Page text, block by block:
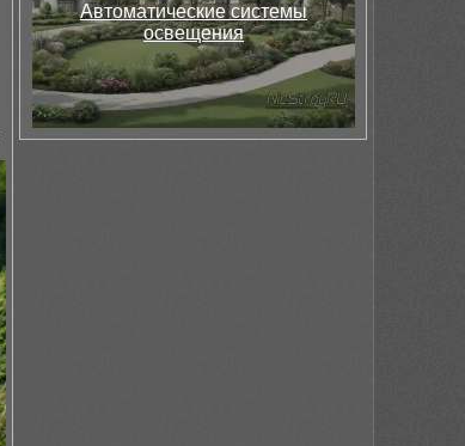
Автоматические системы
освещения